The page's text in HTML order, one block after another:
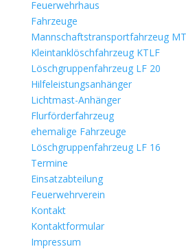
Feuerwehrhaus
Fahrzeuge
Mannschaftstransportfahrzeug
Kleintanklöschfahrzeug KTLF
Löschgruppenfahrzeug LF 20
Hilfeleistungsanhänger
Lichtmast-Anhänger
Flurförderfahrzeug
ehemalige Fahrzeuge
Löschgruppenfahrzeug LF 16
Termine
Einsatzabteilung
Feuerwehrverein
Kontakt
Kontaktformular
Impressum